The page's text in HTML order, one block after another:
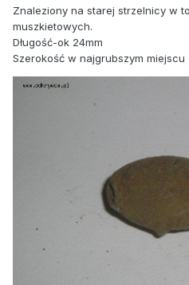
Znaleziony na starej strzelnicy w
muszkietowych.
Długość-ok 24mm
Szerokość w najgrubszym miejscu